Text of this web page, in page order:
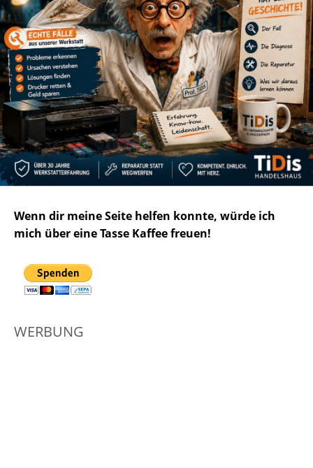
Wenn dir meine Seite helfen konnte, würde ich
mich über eine Tasse Kaffee freuen!
WERBUNG